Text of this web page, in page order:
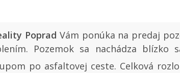
Poprad Vám ponúka na predaj
Pozemok sa nachádza
po asfaltovej ceste. Celková